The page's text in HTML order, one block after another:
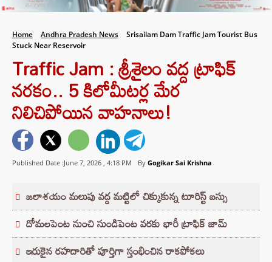
Home Andhra Pradesh News
Srisailam Dam Traffic Jam Tourist Bus
Stuck Near Reservoir
Traffic Jam : శ్రీశైలం వద్ద ట్రాఫిక్
నరకం.. 5 కిలోమీటర్ల మేర
నిలిచిపోయిన వాహనాలు!
Published Date :June 7, 2026 , 4:18 PM By Gogikar Sai Krishna
జలాశయం మలుపు వద్ద మట్టిలో చిక్కుకున్న టూరిస్ట్ బస్సు
దోమలపెంట నుంచి సుండిపెంట వరకు భారీ ట్రాఫిక్ జామ్
ఇరుకైన రహదారితో పూర్తిగా స్తంభించిన రాకపోకలు